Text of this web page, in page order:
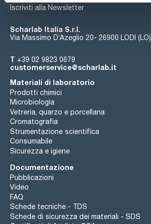
Iscriviti alla Newsletter
Scharlab Italia S.r.l.
Via Massimo D’Azeglio 20- 26900 LODI (LO)
T +39 02 9823 0679
customerservice@scharlab.it
Materiali di laboratorio
Prodotti chimici
Microbiologia
Vetreria, quarzo e porcellana
Cromatografia
Strumentazione scientifica
Consumabile
Sicurezza e igiene
Documentazione
Pubblicazioni
Video
FAQ
Schede tecniche - TDS
Schede di sicurezza dei materiali - SDS